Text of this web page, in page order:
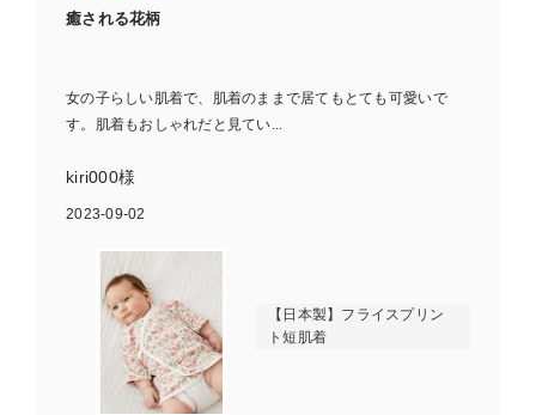
癒される花柄
女の子らしい肌着で、肌着のままで居てもとても可愛いで
す。肌着もおしゃれだと見てい...
kiri000様
2023-09-02
【日本製】フライスプリン
ト短肌着